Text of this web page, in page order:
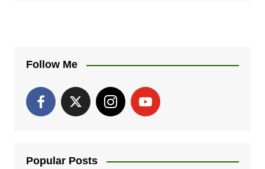
Follow Me
Popular Posts